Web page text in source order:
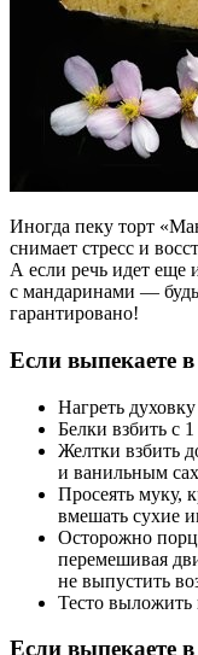
Иногда пеку торт
снимает стресс и
А если речь идет еще
с мандаринами —
гарантировано!
Если выпекаете в
Нагреть
Белки взбить с
Желтки взбить
и ванильным
Просеять муку,
вмешать сухие
Осторожно
перемешивая
не выпустить
Тесто
Если выпекаете